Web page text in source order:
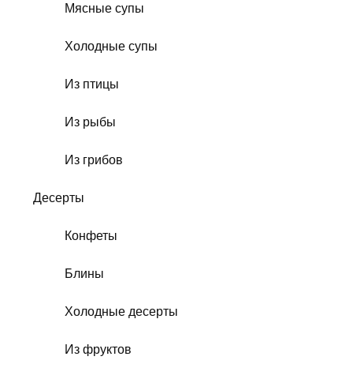
Мясные супы
Холодные супы
Из птицы
Из рыбы
Из грибов
Десерты
Конфеты
Блины
Холодные десерты
Из фруктов